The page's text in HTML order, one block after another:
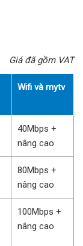
Giá đã gồm VAT
Wifi và mytv
40Mbps +
nâng cao
80Mbps +
nâng cao
100Mbps +
nâng cao